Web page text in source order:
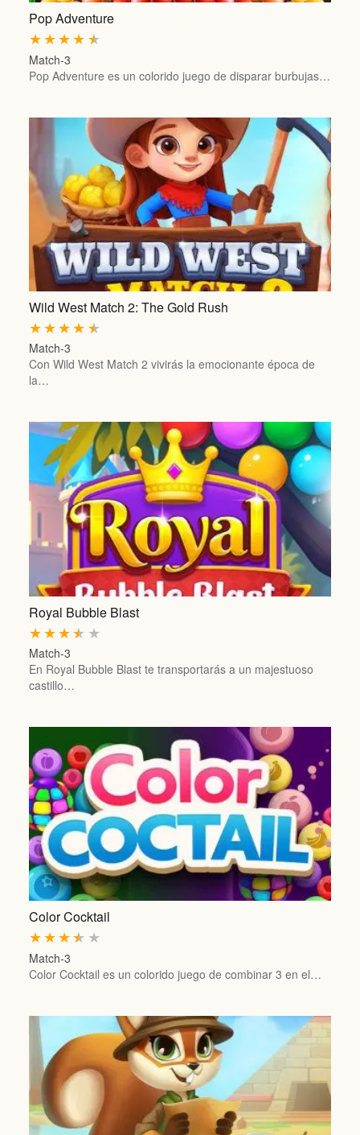
Pop Adventure
★
★
★
★
★
Match-3
Pop Adventure es un colorido juego de disparar burbujas…
Wild West Match 2: The Gold Rush
★
★
★
★
★
Match-3
Con Wild West Match 2 vivirás la emocionante época de
la…
Royal Bubble Blast
★
★
★
★
★
Match-3
En Royal Bubble Blast te transportarás a un majestuoso
castillo…
Color Cocktail
★
★
★
★
★
Match-3
Color Cocktail es un colorido juego de combinar 3 en el…